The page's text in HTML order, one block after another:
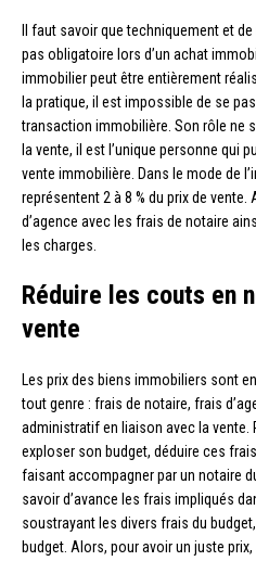
Il faut savoir que techniquement et
pas obligatoire lors d’un achat
immobilier peut être entièrement
la pratique, il est impossible de se
transaction immobilière. Son rôle ne
la vente, il est l’unique personne qui
vente immobilière. Dans le mode de
représentent 2 à 8 % du prix de
d’agence avec les frais de notaire
les charges.
Réduire les couts en
vente
Les prix des biens immobiliers sont
tout genre : frais de notaire, frais
administratif en liaison avec la vente.
exploser son budget, déduire ces
faisant accompagner par un notaire
savoir d’avance les frais impliqués
soustrayant les divers frais du
budget. Alors, pour avoir un juste